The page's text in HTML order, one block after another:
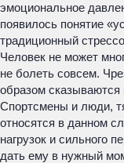
эмоциональное
появилось понятие
традиционный
Человек не может
не болеть совсем.
образом сказываются
Спортсмены и люди,
относятся в данном
нагрузок и сильного
дать ему в нужный